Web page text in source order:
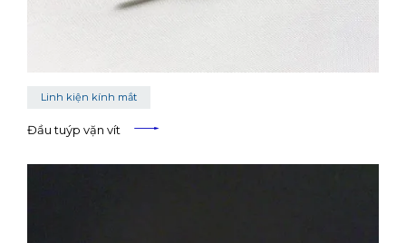
Linh kiện kính mắt
Đầu tuýp vặn vít